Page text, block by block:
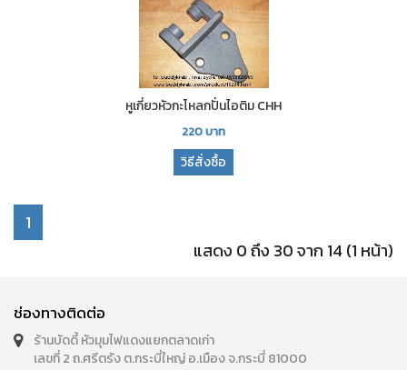
หูเกี่ยวหัวกะโหลกปั่นไอติม CHH
220บาท
วิธีสั่งซื้อ
1
แสดง 0 ถึง 30 จาก 14 (1 หน้า)
ช่องทางติดต่อ
ร้านบัดดี้ หัวมุมไฟแดงแยกตลาดเก่า
เลขที่ 2 ถ.ศรีตรัง ต.กระบี่ใหญ่ อ.เมือง จ.กระบี่ 81000